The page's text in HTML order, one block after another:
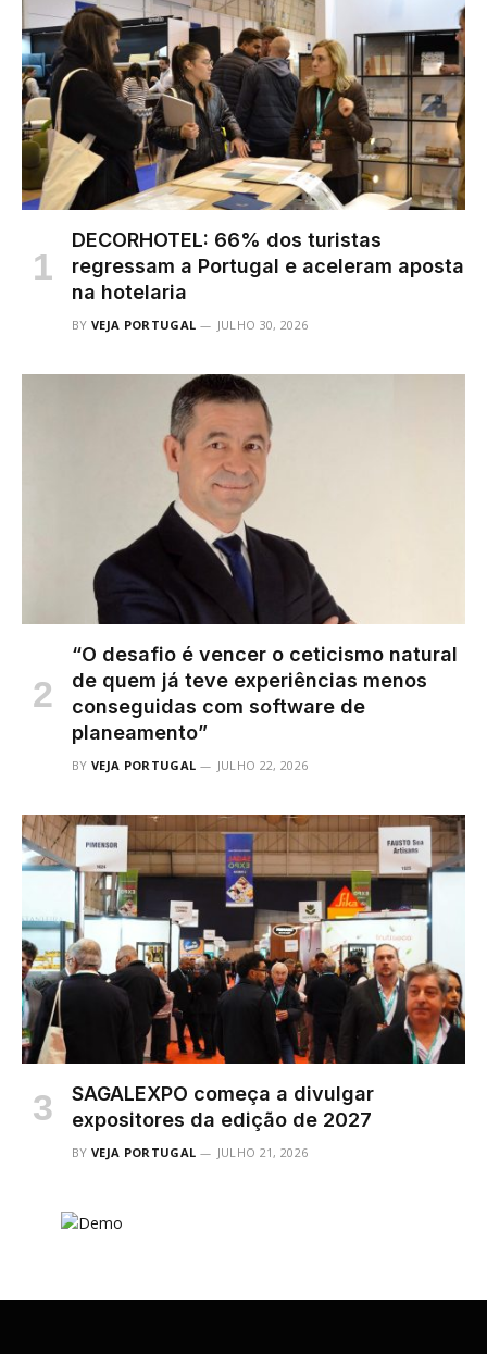
DECORHOTEL: 66% dos turistas
regressam a Portugal e aceleram aposta
na hotelaria
BY VEJA PORTUGAL JULHO 30, 2026
“O desafio é vencer o ceticismo natural
de quem já teve experiências menos
conseguidas com software de
planeamento”
BY VEJA PORTUGAL JULHO 22, 2026
SAGALEXPO começa a divulgar
expositores da edição de 2027
BY VEJA PORTUGAL JULHO 21, 2026